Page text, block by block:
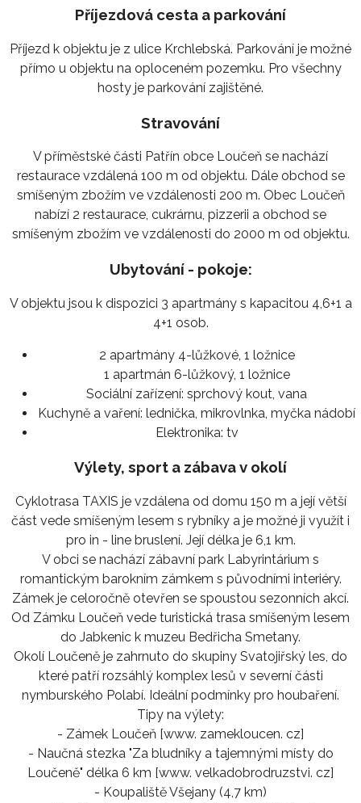
Příjezdová cesta a parkování
Příjezd k objektu je z ulice Krchlebská. Parkování je možné
přímo u objektu na oploceném pozemku. Pro všechny
hosty je parkování zajištěné.
Stravování
V příměstské části Patřín obce Loučeň se nachází
restaurace vzdálená 100 m od objektu. Dále obchod se
smíšeným zbožím ve vzdálenosti 200 m. Obec Loučeň
nabízí 2 restaurace, cukrárnu, pizzerii a obchod se
smíšeným zbožím ve vzdálenosti do 2000 m od objektu.
Ubytování - pokoje:
V objektu jsou k dispozici 3 apartmány s kapacitou 4,6+1 a
4+1 osob.
2 apartmány 4-lůžkové, 1 ložnice
1 apartmán 6-lůžkový, 1 ložnice
Sociální zařízení: sprchový kout, vana
Kuchyně a vaření: lednička, mikrovlnka, myčka nádobí
Elektronika: tv
Výlety, sport a zábava v okolí
Cyklotrasa TAXIS je vzdálena od domu 150 m a její větší
část vede smíšeným lesem s rybníky a je možné ji využít i
pro in - line bruslení. Její délka je 6,1 km.
V obci se nachází zábavní park Labyrintárium s
romantickým barokním zámkem s původními interiéry.
Zámek je celoročně otevřen se spoustou sezonních akcí.
Od Zámku Loučeň vede turistická trasa smíšeným lesem
do Jabkenic k muzeu Bedřicha Smetany.
Okolí Loučeně je zahrnuto do skupiny Svatojiřský les, do
které patří rozsáhlý komplex lesů v severní části
nymburského Polabí. Ideální podmínky pro houbaření.
Tipy na výlety:
- Zámek Loučeň [www. zamekloucen. cz]
- Naučná stezka "Za bludníky a tajemnými místy do
Loučeně" délka 6 km [www. velkadobrodruzstvi. cz]
- Koupaliště Všejany (4,7 km)